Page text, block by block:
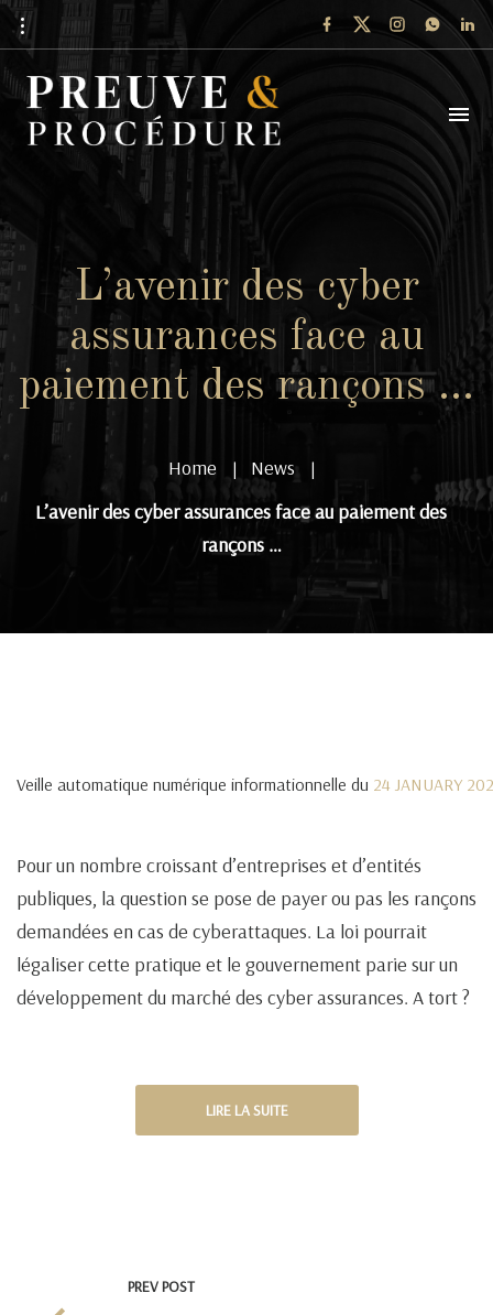
L’avenir des cyber
assurances face au
paiement des rançons …
Home | News |
L’avenir des cyber assurances face au paiement des
rançons …
Veille automatique numérique informationnelle du 24 JANUARY
Pour un nombre croissant d’entreprises et d’entités
publiques, la question se pose de payer ou pas les rançons
demandées en cas de cyberattaques. La loi pourrait
légaliser cette pratique et le gouvernement parie sur un
développement du marché des cyber assurances. A tort ?
LIRE LA SUITE
PREV POST